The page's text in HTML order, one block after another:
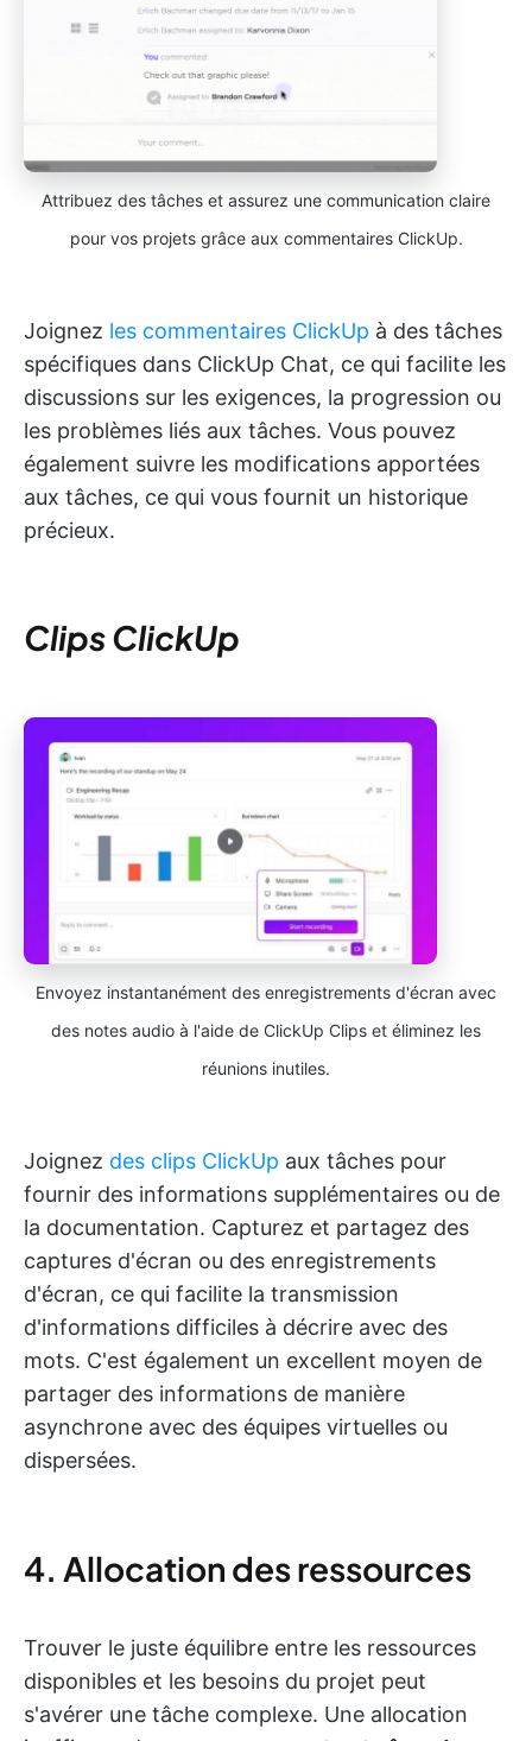
Attribuez des tâches et assurez une communication claire
pour vos projets grâce aux commentaires ClickUp.
Joignez les commentaires ClickUp à des tâches
spécifiques dans ClickUp Chat, ce qui facilite les
discussions sur les exigences, la progression ou
les problèmes liés aux tâches. Vous pouvez
également suivre les modifications apportées
aux tâches, ce qui vous fournit un historique
précieux.
Clips ClickUp
Envoyez instantanément des enregistrements d'écran avec
des notes audio à l'aide de ClickUp Clips et éliminez les
réunions inutiles.
Joignez des clips ClickUp aux tâches pour
fournir des informations supplémentaires ou de
la documentation. Capturez et partagez des
captures d'écran ou des enregistrements
d'écran, ce qui facilite la transmission
d'informations difficiles à décrire avec des
mots. C'est également un excellent moyen de
partager des informations de manière
asynchrone avec des équipes virtuelles ou
dispersées.
4. Allocation des ressources
Trouver le juste équilibre entre les ressources
disponibles et les besoins du projet peut
s'avérer une tâche complexe. Une allocation